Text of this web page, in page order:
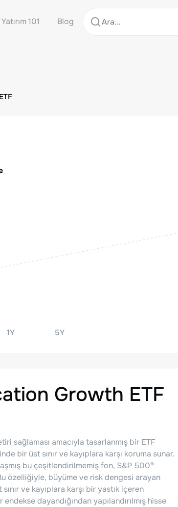
Yatırım 101 Blog
1Y 5Y
Growth ETF
sağlaması amacıyla tasarlanmış bir ETF
bir üst sınır ve kayıplara karşı koruma sunar.
bu çeşitlendirilmemiş fon, S&P 500®
özelliğiyle, büyüme ve risk dengesi arayan
ve kayıplara karşı bir yastık içeren
dayandığından yapılandırılmış hisse